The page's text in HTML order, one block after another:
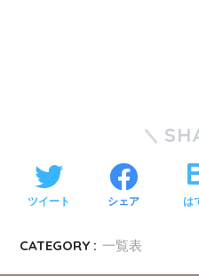
ツイート シェア は
CATEGORY : 一覧表